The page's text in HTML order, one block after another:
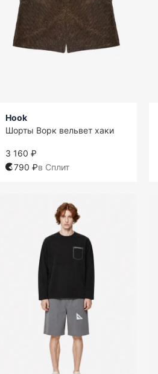
Hook
Шорты Ворк вельвет хаки
3 160 ₽
790 ₽в Сплит